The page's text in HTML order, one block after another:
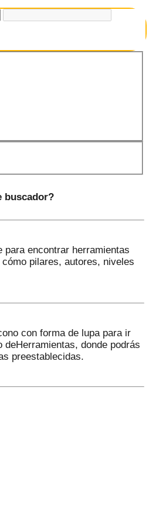
buscador?
para encontrar herramientas
pilares, autores, niveles
con forma de lupa para ir
donde podrás
preestablecidas.